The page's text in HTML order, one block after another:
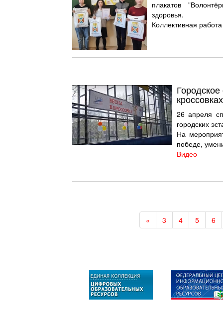
плакатов
здоровья.
Коллективная
26 апреля
городских
На
победе,
Видео
« 3 4 5 6